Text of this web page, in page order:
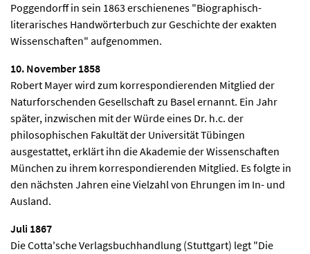
Poggendorff in sein 1863 erschienenes "Biographisch-
literarisches Handwörterbuch zur Geschichte der exakten
Wissenschaften" aufgenommen.
10. November 1858
Robert Mayer wird zum korrespondierenden Mitglied der
Naturforschenden Gesellschaft zu Basel ernannt. Ein Jahr
später, inzwischen mit der Würde eines Dr. h.c. der
philosophischen Fakultät der Universität Tübingen
ausgestattet, erklärt ihn die Akademie der Wissenschaften
München zu ihrem korrespondierenden Mitglied. Es folgte in
den nächsten Jahren eine Vielzahl von Ehrungen im In- und
Ausland.
Juli 1867
Die Cotta'sche Verlagsbuchhandlung (Stuttgart) legt "Die